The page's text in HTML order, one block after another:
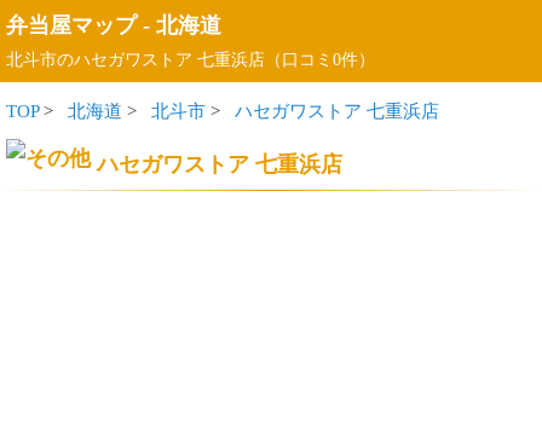
弁当屋マップ- 北海道
北斗市のハセガワストア 七重浜店（口コミ0件）
TOP> 北海道 > 北斗市 > ハセガワストア 七重浜店
ハセガワストア 七重浜店